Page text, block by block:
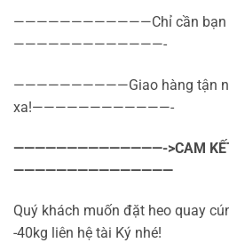
————————————Chỉ cần bạn
—————————————-
——————————Giao hàng tận
xa!————————————-
——————————————->CAM KẾT
———————————————
Quý khách muốn đặt heo quay
-40kg liên hệ tài Ký nhé!